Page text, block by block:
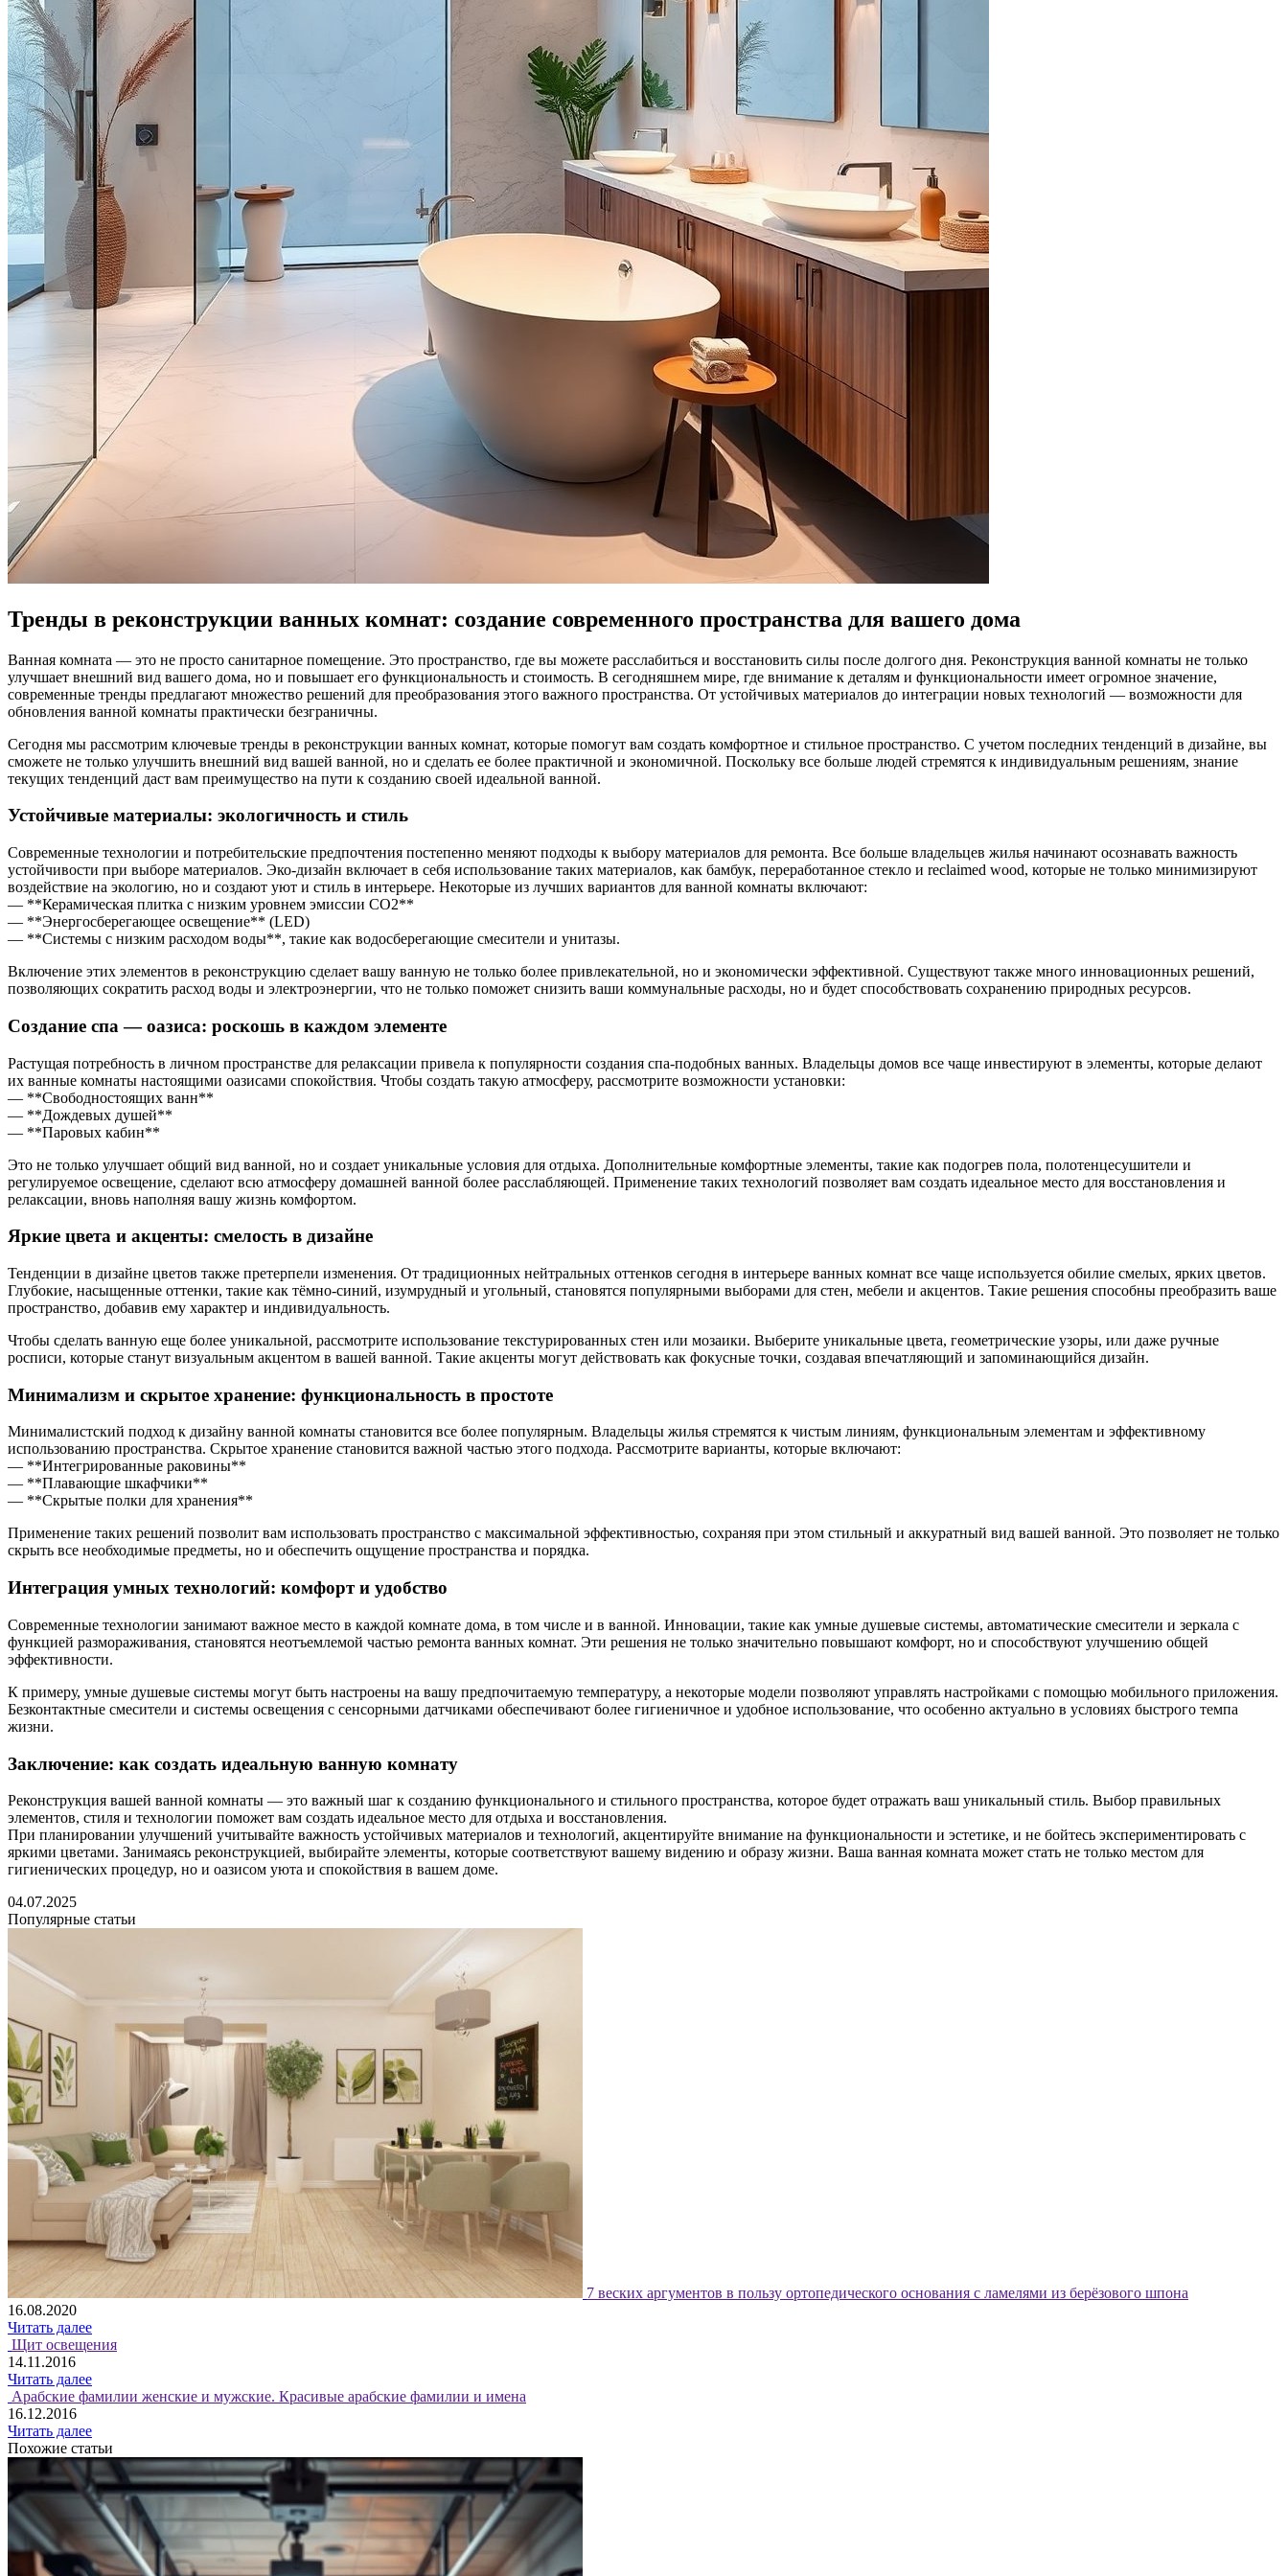
Тренды в реконструкции ванных комнат: создание современного пространства для вашего дома
Ванная комната — это не просто санитарное помещение. Это пространство, где вы можете расслабиться и восстановить силы после долгого дня. Реконструкция ванной комнаты не только
улучшает внешний вид вашего дома, но и повышает его функциональность и стоимость. В сегодняшнем мире, где внимание к деталям и функциональности имеет огромное значение,
современные тренды предлагают множество решений для преобразования этого важного пространства. От устойчивых материалов до интеграции новых технологий — возможности для
обновления ванной комнаты практически безграничны.
Сегодня мы рассмотрим ключевые тренды в реконструкции ванных комнат, которые помогут вам создать комфортное и стильное пространство. С учетом последних тенденций в дизайне, вы
сможете не только улучшить внешний вид вашей ванной, но и сделать ее более практичной и экономичной. Поскольку все больше людей стремятся к индивидуальным решениям, знание
текущих тенденций даст вам преимущество на пути к созданию своей идеальной ванной.
Устойчивые материалы: экологичность и стиль
Современные технологии и потребительские предпочтения постепенно меняют подходы к выбору материалов для ремонта. Все больше владельцев жилья начинают осознавать важность
устойчивости при выборе материалов. Эко-дизайн включает в себя использование таких материалов, как бамбук, переработанное стекло и reclaimed wood, которые не только минимизируют
воздействие на экологию, но и создают уют и стиль в интерьере. Некоторые из лучших вариантов для ванной комнаты включают:
— **Керамическая плитка с низким уровнем эмиссии CО2**
— **Энергосберегающее освещение** (LED)
— **Системы с низким расходом воды**, такие как водосберегающие смесители и унитазы.
Включение этих элементов в реконструкцию сделает вашу ванную не только более привлекательной, но и экономически эффективной. Существуют также много инновационных решений,
позволяющих сократить расход воды и электроэнергии, что не только поможет снизить ваши коммунальные расходы, но и будет способствовать сохранению природных ресурсов.
Создание спа — оазиса: роскошь в каждом элементе
Растущая потребность в личном пространстве для релаксации привела к популярности создания спа-подобных ванных. Владельцы домов все чаще инвестируют в элементы, которые делают
их ванные комнаты настоящими оазисами спокойствия. Чтобы создать такую атмосферу, рассмотрите возможности установки:
— **Свободностоящих ванн**
— **Дождевых душей**
— **Паровых кабин**
Это не только улучшает общий вид ванной, но и создает уникальные условия для отдыха. Дополнительные комфортные элементы, такие как подогрев пола, полотенцесушители и
регулируемое освещение, сделают всю атмосферу домашней ванной более расслабляющей. Применение таких технологий позволяет вам создать идеальное место для восстановления и
релаксации, вновь наполняя вашу жизнь комфортом.
Яркие цвета и акценты: смелость в дизайне
Тенденции в дизайне цветов также претерпели изменения. От традиционных нейтральных оттенков сегодня в интерьере ванных комнат все чаще используется обилие смелых, ярких цветов.
Глубокие, насыщенные оттенки, такие как тёмно-синий, изумрудный и угольный, становятся популярными выборами для стен, мебели и акцентов. Такие решения способны преобразить ваше
пространство, добавив ему характер и индивидуальность.
Чтобы сделать ванную еще более уникальной, рассмотрите использование текстурированных стен или мозаики. Выберите уникальные цвета, геометрические узоры, или даже ручные
росписи, которые станут визуальным акцентом в вашей ванной. Такие акценты могут действовать как фокусные точки, создавая впечатляющий и запоминающийся дизайн.
Минимализм и скрытое хранение: функциональность в простоте
Минималистский подход к дизайну ванной комнаты становится все более популярным. Владельцы жилья стремятся к чистым линиям, функциональным элементам и эффективному
использованию пространства. Скрытое хранение становится важной частью этого подхода. Рассмотрите варианты, которые включают:
— **Интегрированные раковины**
— **Плавающие шкафчики**
— **Скрытые полки для хранения**
Применение таких решений позволит вам использовать пространство с максимальной эффективностью, сохраняя при этом стильный и аккуратный вид вашей ванной. Это позволяет не только
скрыть все необходимые предметы, но и обеспечить ощущение пространства и порядка.
Интеграция умных технологий: комфорт и удобство
Современные технологии занимают важное место в каждой комнате дома, в том числе и в ванной. Инновации, такие как умные душевые системы, автоматические смесители и зеркала с
функцией размораживания, становятся неотъемлемой частью ремонта ванных комнат. Эти решения не только значительно повышают комфорт, но и способствуют улучшению общей
эффективности.
К примеру, умные душевые системы могут быть настроены на вашу предпочитаемую температуру, а некоторые модели позволяют управлять настройками с помощью мобильного приложения.
Безконтактные смесители и системы освещения с сенсорными датчиками обеспечивают более гигиеничное и удобное использование, что особенно актуально в условиях быстрого темпа
жизни.
Заключение: как создать идеальную ванную комнату
Реконструкция вашей ванной комнаты — это важный шаг к созданию функционального и стильного пространства, которое будет отражать ваш уникальный стиль. Выбор правильных
элементов, стиля и технологии поможет вам создать идеальное место для отдыха и восстановления.
При планировании улучшений учитывайте важность устойчивых материалов и технологий, акцентируйте внимание на функциональности и эстетике, и не бойтесь экспериментировать с
яркими цветами. Занимаясь реконструкцией, выбирайте элементы, которые соответствуют вашему видению и образу жизни. Ваша ванная комната может стать не только местом для
гигиенических процедур, но и оазисом уюта и спокойствия в вашем доме.
04.07.2025
Популярные статьи
7 веских аргументов в пользу ортопедического основания с ламелями из берёзового шпона
16.08.2020
Читать далее
Щит освещения
14.11.2016
Читать далее
Арабские фамилии женские и мужские. Красивые арабские фамилии и имена
16.12.2016
Читать далее
Похожие статьи